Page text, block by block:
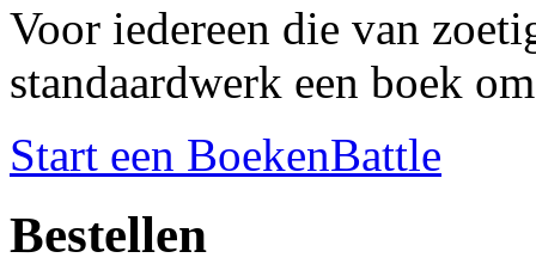
Voor iedereen die van
standaardwerk een boek
Start een BoekenBattle
Bestellen